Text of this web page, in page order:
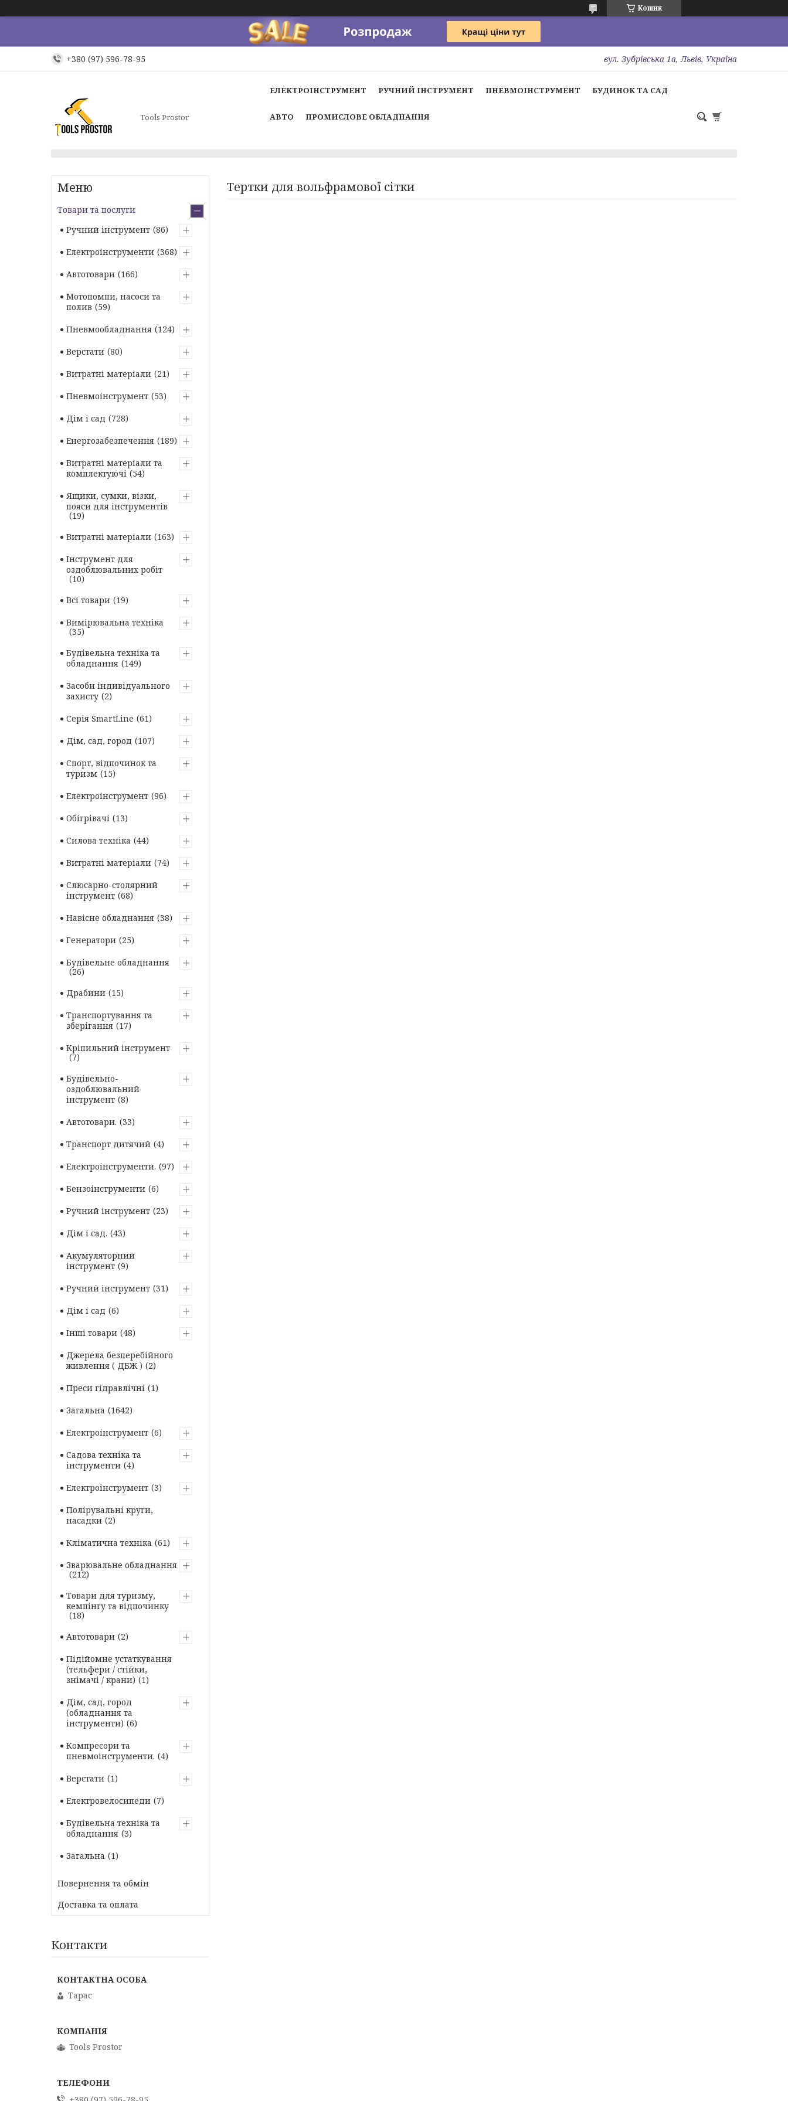
Кошик
+380 (97) 596-78-95 вул. Зубрівська 1а, Львів, Україна
Tools Prostor
ЕЛЕКТРОІНСТРУМЕНТ РУЧНИЙ ІНСТРУМЕНТ ПНЕВМОІНСТРУМЕНТ БУДИНОК ТА САД
АВТО ПРОМИСЛОВЕ ОБЛАДНАННЯ
Тертки для вольфрамової сітки
Товари та послуги
Ручний інструмент 86
Електроінструменти 368
Автотовари 166
Мотопомпи, насоси та
полив
59
Пневмообладнання 124
Верстати 80
Витратні матеріали 21
Пневмоінструмент 53
Дім і сад
728
Енергозабезпечення 189
Витратні матеріали та
комплектуючі
54
Ящики, сумки, візки,
пояси для інструментів
19
Витратні матеріали 163
Інструмент для
оздоблювальних робіт
10
Всі товари 19
Вимірювальна техніка
35
Будівельна техніка та
обладнання 149
Засоби індивідуального
захисту 2
Серія SmartLine 61
Дім, сад, город
107
Спорт, відпочинок та
туризм 15
Електроінструмент 96
Обігрівачі
13
Силова техніка 44
Витратні матеріали 74
Слюсарно-столярний
інструмент 68
Навісне обладнання 38
Генератори 25
Будівельне обладнання
26
Драбини 15
Транспортування та
зберігання 17
Кріпильний інструмент
7
Будівельно-
оздоблювальний
інструмент 8
Автотовари. 33
Транспорт дитячий 4
Електроінструменти. 97
Бензоінструменти 6
Ручний інструмент 23
Дім і сад. 43
Акумуляторний
інструмент 9
Ручний інструмент 31
Дім і сад 6
Інші товари 48
Джерела безперебійного
живлення ( ДБЖ )
2
Преси гідравлічні
1
Загальна
1642
Електроінструмент 6
Садова техніка та
інструменти 4
Електроінструмент 3
Полірувальні круги,
насадки 2
Кліматична техніка 61
Зварювальне обладнання
212
Товари для туризму,
кемпінгу та відпочинку
18
Автотовари 2
Підійомне устаткування
(тельфери / стійки,
знімачі / крани)
1
Дім, сад, город
(обладнання та
інструменти) 6
Компресори та
пневмоінструменти. 4
Верстати 1
Електровелосипеди 7
Будівельна техніка та
обладнання 3
Загальна
1
Повернення та обмін
Доставка та оплата
Контакти
Тарас
Tools Prostor